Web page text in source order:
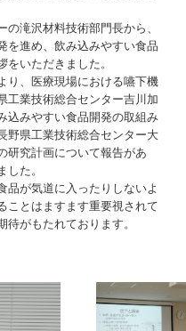
滝沢材料技術部門長から、
を進め、飲み込みやすい食品
いただきました。
、医療現場における嚥下機
工業技術総合センター吉川加
込みやすい食品開発の取組み
野県工業技術総合センター大
研究計画について報告があ
た。
が気道に入ったりしないよ
ことはますます重要視されて
がもたれております。